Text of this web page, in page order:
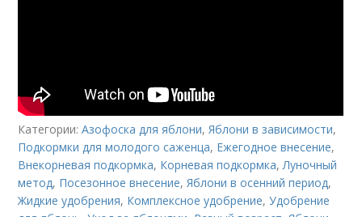
Категории:Азофоска для яблони,Яблони в зависимости,
Подкормки для молодого саженца, Ежегодное внесение,
Внекорневая подкормка, Корневая подкормка,Луночный
метод, Посезонное внесение,Яблони в осенний период,
Жидкие удобрения, Комплексное удобрение,Удобрение